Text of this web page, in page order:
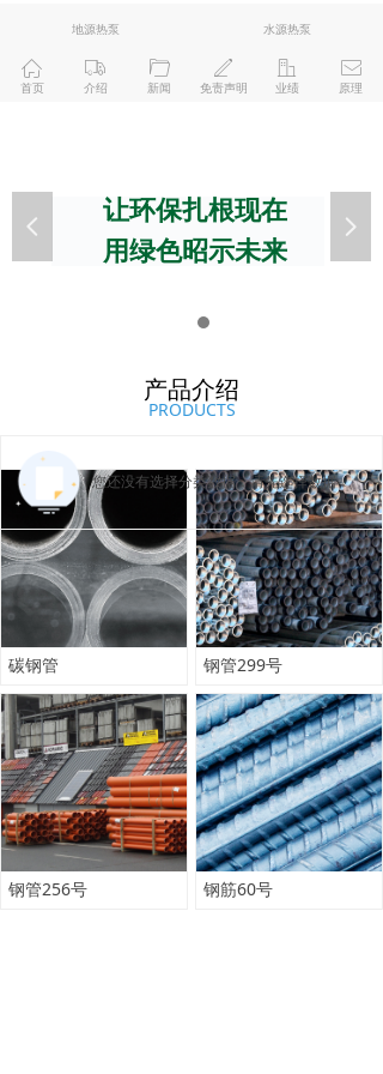
ꀇ
首页
ꄉ
介绍
ꄁ
新闻
ꄅ
免责声明
ꀶ
业绩
ꂘ
原理
让环保扎根现在
用绿色昭示未来
넳 넲
地源热泵 水源热泵
产品介绍
PRODUCTS
您还没有选择分类数据，请先选择数据
碳钢管 钢管299号
钢管256号 钢筋60号